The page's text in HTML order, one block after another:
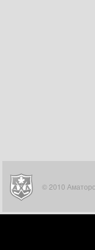
© 2010